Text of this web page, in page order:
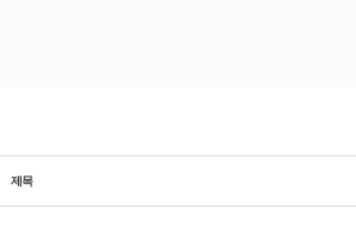
제목